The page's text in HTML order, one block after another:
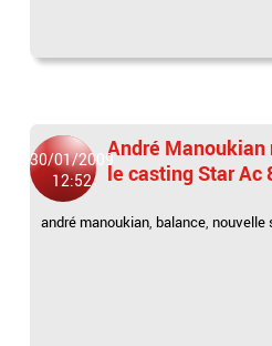
30/01/2009
12:52
André Manoukian
le casting Star Ac
andré manoukian, balance, nouvelle